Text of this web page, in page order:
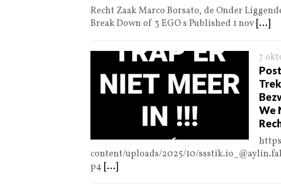
Recht Zaak Marco Borsato, de Onder
Break Down of 3 EGO s Published 1 nov [...]
7
We
content/uploads/2025/10/
p4 [...]